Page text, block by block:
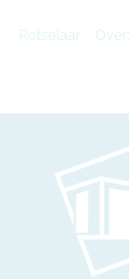
Rotselaar